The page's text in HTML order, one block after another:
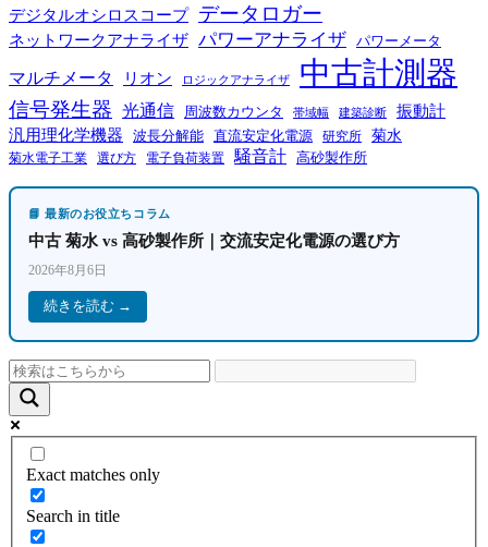
デジタルオシロスコープ データロガー
ネットワークアナライザ パワーアナライザ パワーメータ
マルチメータ リオン ロジックアナライザ 中古計測器
信号発生器 光通信 周波数カウンタ 帯域幅 建築診断
振動計
汎用理化学機器
波長分解能 直流安定化電源 研究所 菊水
菊水電子工業 選び方 電子負荷装置 騒音計 高砂製作所
📘 最新のお役立ちコラム
中古 菊水 vs 高砂製作所｜交流安定化電源の選び方
2026年8月6日
続きを読む →
Exact matches only
Search in title